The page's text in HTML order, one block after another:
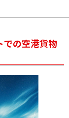
での空港貨物